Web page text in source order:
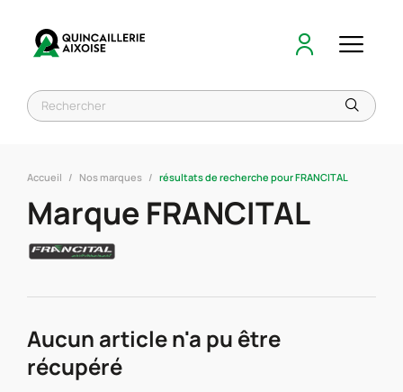
Accueil Nos marques résultats de recherche pour FRANCITAL
Marque FRANCITAL
Aucun article n'a pu être
récupéré